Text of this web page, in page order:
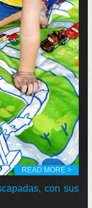
READ MORE >
con sus